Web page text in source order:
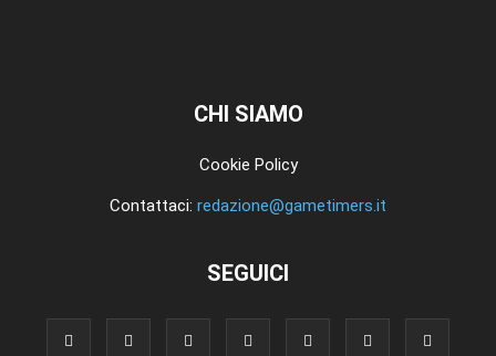
CHI SIAMO
Cookie Policy
Contattaci: redazione@gametimers.it
SEGUICI